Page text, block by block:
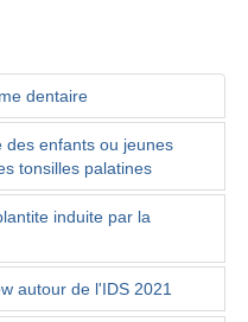
dentaire
des enfants ou jeunes
tonsilles palatines
induite par la
autour de l'IDS 2021